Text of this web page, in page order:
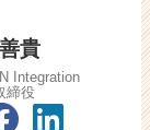
貴
Integration
締役